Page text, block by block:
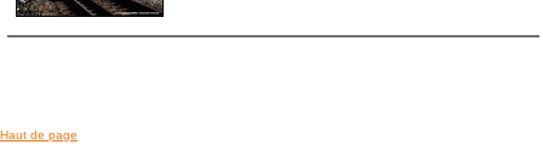
Haut de page